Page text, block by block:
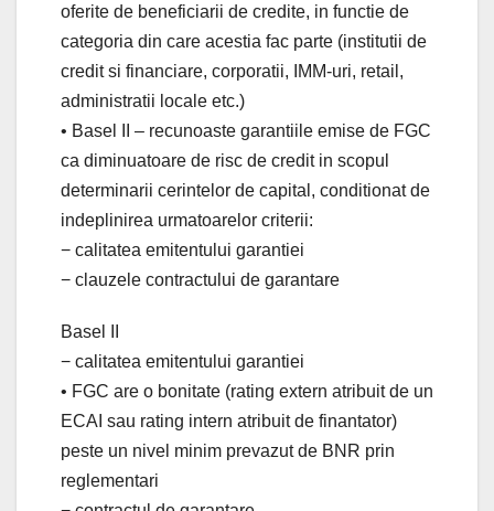
oferite de beneficiarii de credite, in functie de
categoria din care acestia fac parte (institutii de
credit si financiare, corporatii, IMM-uri, retail,
administratii locale etc.)
• Basel II – recunoaste garantiile emise de FGC
ca diminuatoare de risc de credit in scopul
determinarii cerintelor de capital, conditionat de
indeplinirea urmatoarelor criterii:
− calitatea emitentului garantiei
− clauzele contractului de garantare
Basel II
− calitatea emitentului garantiei
• FGC are o bonitate (rating extern atribuit de un
ECAI sau rating intern atribuit de finantator)
peste un nivel minim prevazut de BNR prin
reglementari